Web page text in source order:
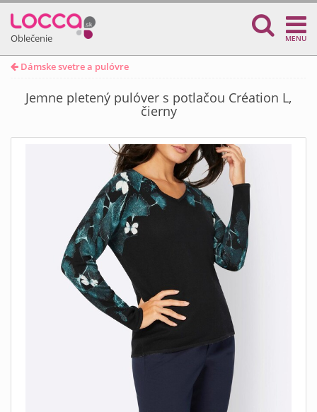
Oblečenie MENU
Dámske svetre a pulóvre
Jemne pletený pulóver s potlačou Création L,
čierny